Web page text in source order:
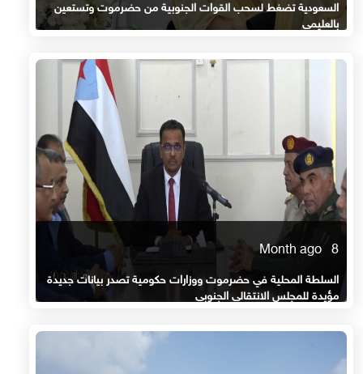
السعودية تضغط لسحب القوات الجنوبية من حضرموت وتستعين
بالعليمي
8 Month ago
السلطة المحلية في حضرموت ووزارات حكومية تصدر بيانات جديدة
مؤيدة للمجلس الانتقالي الجنوبي